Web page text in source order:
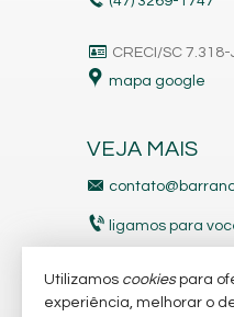
CRECI/SC 7.318-
mapa google
VEJA MAIS
ligamos para
Utilizamos cookiespara
experiência, melhorar o